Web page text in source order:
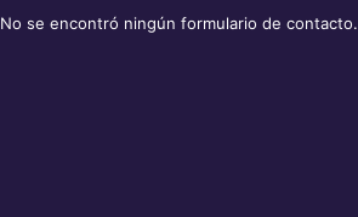
No se encontró ningún formulario de contacto.